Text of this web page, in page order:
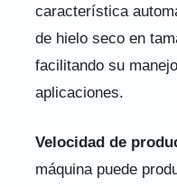
característica
de hielo seco en
facilitando su
aplicaciones.
Velocidad de
máquina puede